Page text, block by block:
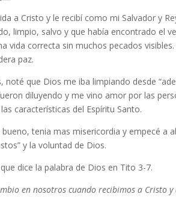
a Cristo y le recibí como mi Salvador y
limpio, salvo y que había encontrado el
vida correcta sin muchos pecados
paz.
noté que Dios me iba limpiando desde
diluyendo y me vino amor por las
características del Espíritu Santo.
tenia mas misericordia y empecé a
y la voluntad de Dios.
dice la palabra de Dios en Tito 3-7.
en nosotros cuando recibimos a Cristo